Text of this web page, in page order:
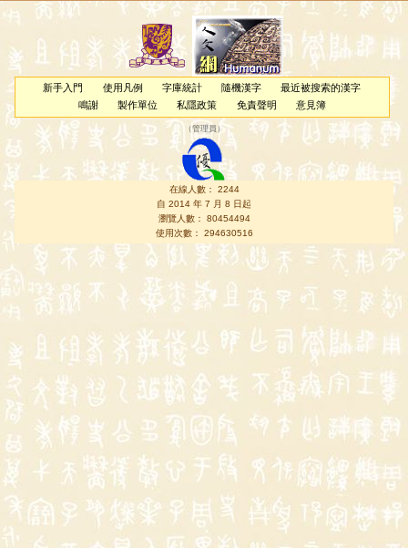
新手入門 使用凡例 字庫統計 隨機漢字
最近被搜索的漢字
鳴謝
製作單位 私隱政策 免責聲明 意見簿
（管理員 ）
在線人數： 2244
自 2014 年 7 月 8 日起
瀏覽人數： 80454494
使用次數： 294630516